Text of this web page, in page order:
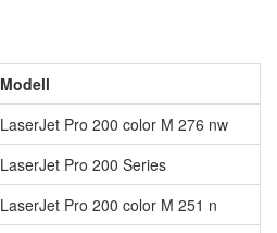
Modell
LaserJet Pro 200 color M 276 nw
LaserJet Pro 200 Series
LaserJet Pro 200 color M 251 n